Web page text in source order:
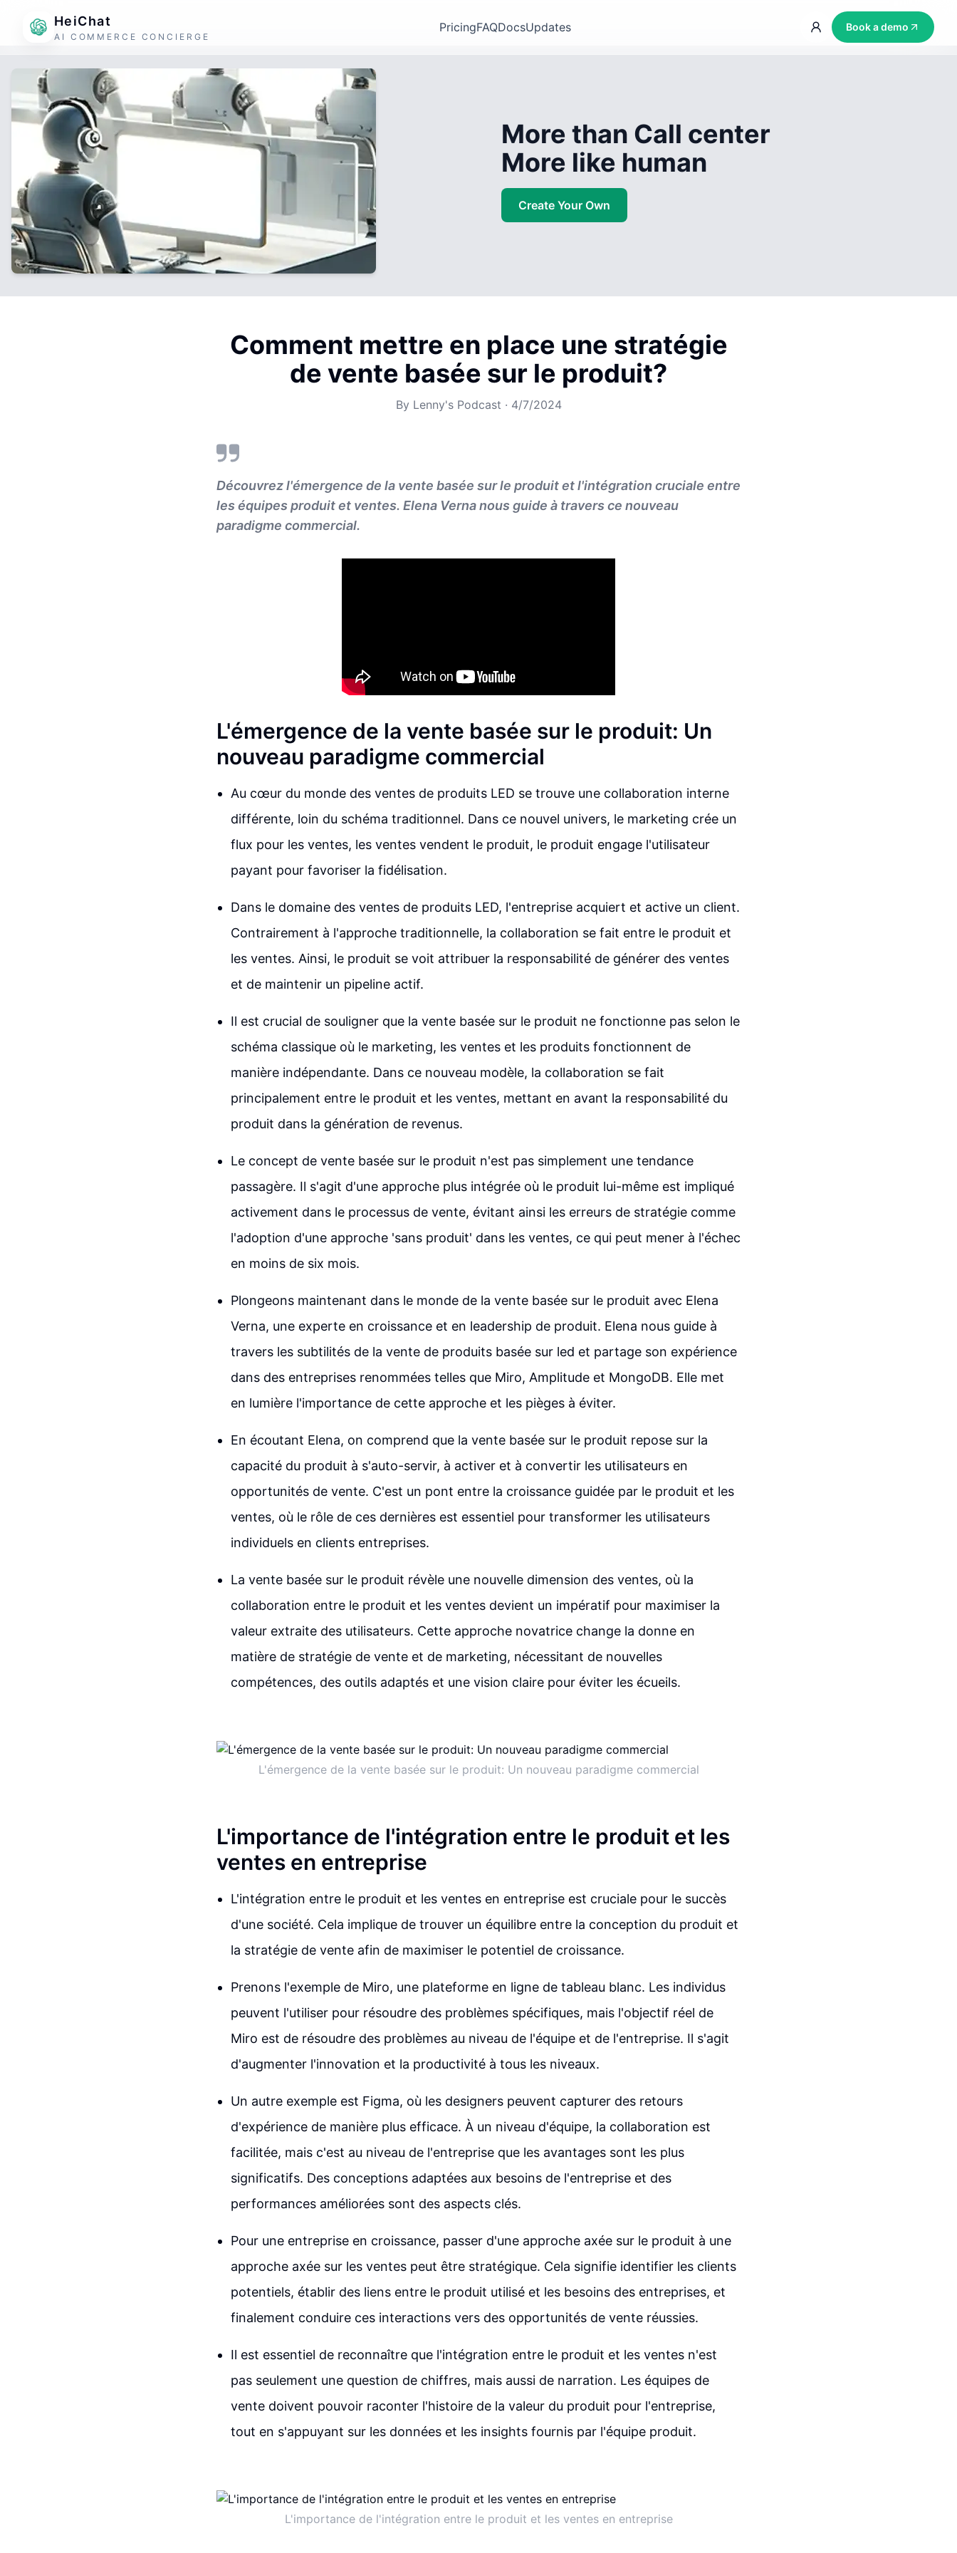
HeiChat
AI COMMERCE CONCIERGE
PricingFAQDocsUpdates Book a demo
More than Call center
More like human
Create Your Own
Comment mettre en place une stratégie
de vente basée sur le produit?
By Lenny's Podcast · 4/7/2024
Découvrez l'émergence de la vente basée sur le produit et l'intégration cruciale entre
les équipes produit et ventes. Elena Verna nous guide à travers ce nouveau
paradigme commercial.
L'émergence de la vente basée sur le produit: Un
nouveau paradigme commercial
Au cœur du monde des ventes de produits LED se trouve une collaboration interne
différente, loin du schéma traditionnel. Dans ce nouvel univers, le marketing crée un
flux pour les ventes, les ventes vendent le produit, le produit engage l'utilisateur
payant pour favoriser la fidélisation.
Dans le domaine des ventes de produits LED, l'entreprise acquiert et active un client.
Contrairement à l'approche traditionnelle, la collaboration se fait entre le produit et
les ventes. Ainsi, le produit se voit attribuer la responsabilité de générer des ventes
et de maintenir un pipeline actif.
Il est crucial de souligner que la vente basée sur le produit ne fonctionne pas selon le
schéma classique où le marketing, les ventes et les produits fonctionnent de
manière indépendante. Dans ce nouveau modèle, la collaboration se fait
principalement entre le produit et les ventes, mettant en avant la responsabilité du
produit dans la génération de revenus.
Le concept de vente basée sur le produit n'est pas simplement une tendance
passagère. Il s'agit d'une approche plus intégrée où le produit lui-même est impliqué
activement dans le processus de vente, évitant ainsi les erreurs de stratégie comme
l'adoption d'une approche 'sans produit' dans les ventes, ce qui peut mener à l'échec
en moins de six mois.
Plongeons maintenant dans le monde de la vente basée sur le produit avec Elena
Verna, une experte en croissance et en leadership de produit. Elena nous guide à
travers les subtilités de la vente de produits basée sur led et partage son expérience
dans des entreprises renommées telles que Miro, Amplitude et MongoDB. Elle met
en lumière l'importance de cette approche et les pièges à éviter.
En écoutant Elena, on comprend que la vente basée sur le produit repose sur la
capacité du produit à s'auto-servir, à activer et à convertir les utilisateurs en
opportunités de vente. C'est un pont entre la croissance guidée par le produit et les
ventes, où le rôle de ces dernières est essentiel pour transformer les utilisateurs
individuels en clients entreprises.
La vente basée sur le produit révèle une nouvelle dimension des ventes, où la
collaboration entre le produit et les ventes devient un impératif pour maximiser la
valeur extraite des utilisateurs. Cette approche novatrice change la donne en
matière de stratégie de vente et de marketing, nécessitant de nouvelles
compétences, des outils adaptés et une vision claire pour éviter les écueils.
L'émergence de la vente basée sur le produit: Un nouveau paradigme commercial
L'importance de l'intégration entre le produit et les
ventes en entreprise
L'intégration entre le produit et les ventes en entreprise est cruciale pour le succès
d'une société. Cela implique de trouver un équilibre entre la conception du produit et
la stratégie de vente afin de maximiser le potentiel de croissance.
Prenons l'exemple de Miro, une plateforme en ligne de tableau blanc. Les individus
peuvent l'utiliser pour résoudre des problèmes spécifiques, mais l'objectif réel de
Miro est de résoudre des problèmes au niveau de l'équipe et de l'entreprise. Il s'agit
d'augmenter l'innovation et la productivité à tous les niveaux.
Un autre exemple est Figma, où les designers peuvent capturer des retours
d'expérience de manière plus efficace. À un niveau d'équipe, la collaboration est
facilitée, mais c'est au niveau de l'entreprise que les avantages sont les plus
significatifs. Des conceptions adaptées aux besoins de l'entreprise et des
performances améliorées sont des aspects clés.
Pour une entreprise en croissance, passer d'une approche axée sur le produit à une
approche axée sur les ventes peut être stratégique. Cela signifie identifier les clients
potentiels, établir des liens entre le produit utilisé et les besoins des entreprises, et
finalement conduire ces interactions vers des opportunités de vente réussies.
Il est essentiel de reconnaître que l'intégration entre le produit et les ventes n'est
pas seulement une question de chiffres, mais aussi de narration. Les équipes de
vente doivent pouvoir raconter l'histoire de la valeur du produit pour l'entreprise,
tout en s'appuyant sur les données et les insights fournis par l'équipe produit.
L'importance de l'intégration entre le produit et les ventes en entreprise